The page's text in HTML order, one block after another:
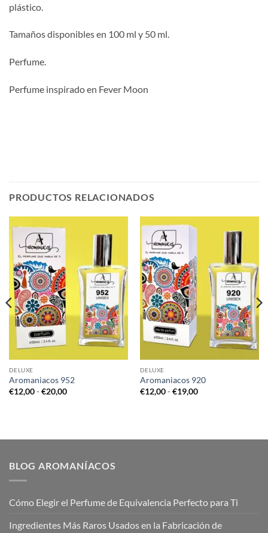
plástico.
Tamaños disponibles en 100 ml y 50 ml.
Perfume.
Perfume inspirado en Fever Moon
PRODUCTOS RELACIONADOS
DELUXE
Aromaniacos 952
€12,00 - €20,00Rango
€20,00
DELUXE
Aromaniacos 920
€12,00 - €19,00Rango
€19,00
BLOG AROMANÍACOS
Cómo Elegir el Perfume de Equivalencia Perfecto para Ti
Ingredientes Más Raros Usados en la Fabricación de